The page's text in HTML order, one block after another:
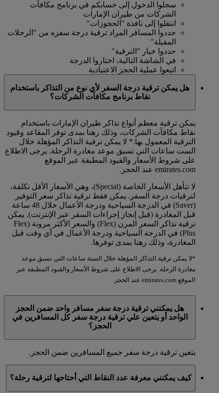
سجلوا الدخول إلى حسابكم في برنامج مكافآت
الشركات من طيران الإمارات
انتقلوا إلى نافذة "الحجوزات"
حددوا المسافر المراد ترقية درجة سفره من "الرحلات
المقبلة"
حددوا خيار "الترقية"
في الشاشة التالية، اختاروا الدرجة
اتبعوا عملية الحجز الاعتيادية
هل يمكن ترقية درجة السفر لأي نوع من التذاكر باستخدام
نقاط برنامج مكافآت الشركات؟
يمكن ترقية معظم أنواع تذاكر طيران الإمارات باستخدام
نقاط مكافآت الشركات، وذلك رهنا بمدى توفر المقاعد وقيود
الترقية المعمول بها.* لا يمكن ترقية التذاكر المؤهلة خلال
الست ساعات التي تسبق موعد مغادرة الرحلة. يرجى الاطلاع
على شروط الأسعار والقيود المطبقة عبر الموقع
emirates.com عند الحجز.
لا تتأهل الأسعار الخاصة (Special)، وهي الأسعار الأقل تكلفة،
لترقيات درجة السفر. يمكن فقط ترقية تذاكر سعر التوفير
(Saver) في الدرجة السياحية ودرجة الأعمال خلال 48 ساعة
قبل المغادرة (قبل إنجاز إجراءات السفر عبر الإنترنت). يمكن
ترقية تذاكر السعر المرن (Flex) والسعر الأكثر مرونة (Flex
Plus) في الدرجة السياحية ودرجة الأعمال في أي وقت قبل
المغادرة، وذلك رهنا بمدى توفرها.
*لا يمكن ترقية التذاكر المؤهلة خلال الستة ساعات التي تسبق موعد
مغادرة الرحلة. يرجى الاطلاع على شروط الأسعار والقيود المطبقة عبر
الموقع emirates.com عند الحجز.
هل يمكنني ترقية درجة سفر مسافر واحد ضمن الحجز
الواحد أو يتعين علي ترقية درجة سفر كل المسافرين في
الحجز؟
يتعين ترقية درجة سفر جميع المسافرين ضمن الحجز.
كيف يمكنني معرفة عدد النقاط التي أحتاجها لترقية رحلة؟